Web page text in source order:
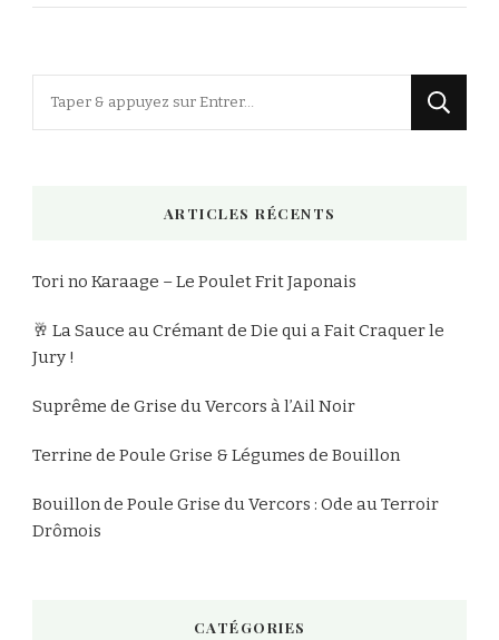
ARTICLES RÉCENTS
Tori no Karaage – Le Poulet Frit Japonais
🥂 La Sauce au Crémant de Die qui a Fait Craquer le
Jury !
Suprême de Grise du Vercors à l’Ail Noir
Terrine de Poule Grise & Légumes de Bouillon
Bouillon de Poule Grise du Vercors : Ode au Terroir
Drômois
CATÉGORIES